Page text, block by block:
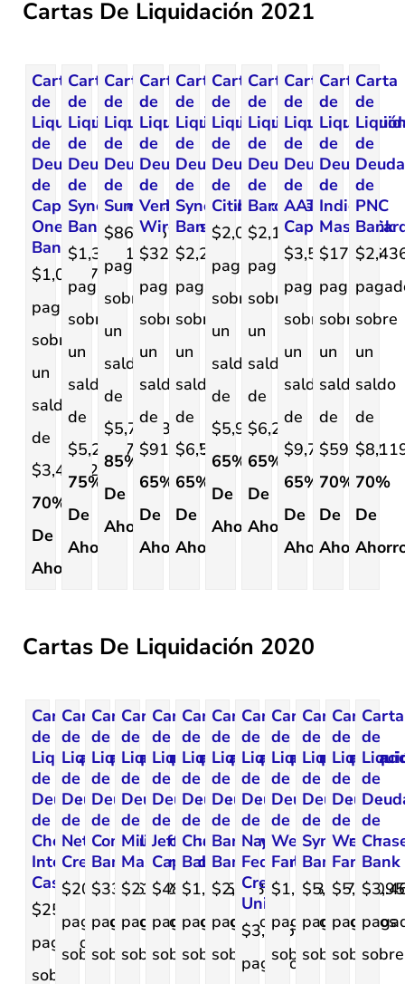
Cartas De Liquidación 2021
Carta
de
Liquidación
de
Deuda
de
Capital
One
Bank
$1,043.78
pagado
sobre
un
saldo
de
$3,479.29.
70%
De
Ahorro.
Carta
de
Liquidación
de
Deuda
de
Synchrony
Bank
$1,322.18
pagado
sobre
un
saldo
de
$5,283.73.
75%
De
Ahorro.
Carta
de
Liquidación
de
Deuda
de
SunTrust
$869.55
pagado
sobre
un
saldo
de
$5,796.39
85%
De
Ahorro.
Carta
de
Liquidación
de
Deuda
de
Verizon
Wireless
$322
pagado
sobre
un
saldo
de
$919.77.
65%
De
Ahorro.
Carta
de
Liquidación
de
Deuda
de
Synchrony
Bank
$2,298
pagado
sobre
un
saldo
de
$6,561.
65%
De
Ahorro.
Carta
de
Liquidación
de
Deuda
de
Citibank
$2,078
pagado
sobre
un
saldo
de
$5,936.
65%
De
Ahorro.
Carta
de
Liquidación
de
Deuda
de
Barclays
$2,192
pagado
sobre
un
saldo
de
$6,260.
65%
De
Ahorro.
Carta
de
Liquidación
de
Deuda
de
AAT
Capital
$3,500
pagado
sobre
un
saldo
de
$9,779.
65%
De
Ahorro.
Carta
de
de
Deuda
de
Indigo
$179.76
pagado
sobre
un
saldo
de
$599.22.
70%
De
Ahorro.
Carta
de
de
Deuda
de
PNC
Bank
sobre
un
saldo
de
70%
De
Cartas De Liquidación 2020
Carta
de
Liquidación
de
Deuda
de
Check
Into
Cash
$250
pagado
sobre
Carta
de
Liquidación
de
Deuda
de
Net
Credit
$2000
pagado
sobre
Carta
de
Liquidación
de
Deuda
de
Comenity
Bank
$332.69
pagado
sobre
Carta
de
Liquidación
de
Deuda
de
Milestone
Mastercard
$213.28
pagado
sobre
Carta
de
Liquidación
de
Deuda
de
Jefferson
Capital
$480
pagado
sobre
Carta
de
Liquidación
de
Deuda
de
Chase
Bank
$1,195.14
pagado
sobre
Carta
de
Liquidación
de
Deuda
de
Barclays
Bank
$2,713.20
pagado
sobre
Carta
de
Liquidación
de
Deuda
de
Navy
Federal
Credit
Union
$3,895
pagados
Carta
de
Liquidación
de
Deuda
de
Wells
Fargo
$1,493.37
pagados
sobre
Carta
de
Liquidación
de
Deuda
de
Synchrony
Bank
$5,017.37
pagados
sobre
Carta
de
de
Deuda
de
Wells
Fargo
pagados
sobre
Carta
de
de
de
Bank
sobre